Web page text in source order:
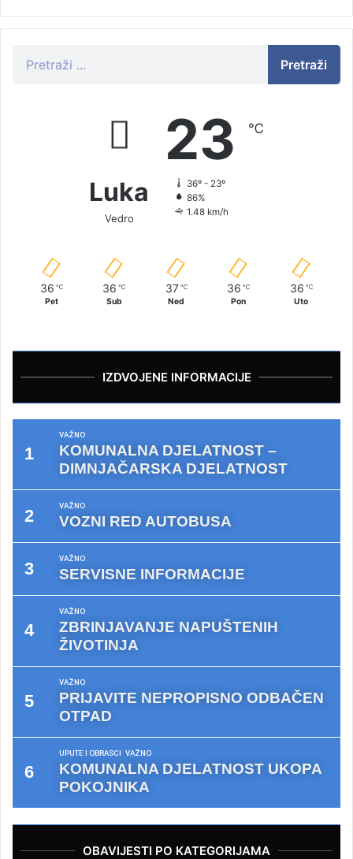
Pretraži
Luka
Vedro
23 ℃
36º - 23º
86%
1.48 km/h
36 ℃
Pet
36 ℃
Sub
37 ℃
Ned
36 ℃
Pon
36 ℃
Uto
IZDVOJENE INFORMACIJE
VAŽNO
KOMUNALNA DJELATNOST –
DIMNJAČARSKA DJELATNOST
VAŽNO
VOZNI RED AUTOBUSA
VAŽNO
SERVISNE INFORMACIJE
VAŽNO
ZBRINJAVANJE NAPUŠTENIH
ŽIVOTINJA
VAŽNO
PRIJAVITE NEPROPISNO ODBAČEN
OTPAD
UPUTE I OBRASCI VAŽNO
KOMUNALNA DJELATNOST UKOPA
POKOJNIKA
OBAVIJESTI PO KATEGORIJAMA